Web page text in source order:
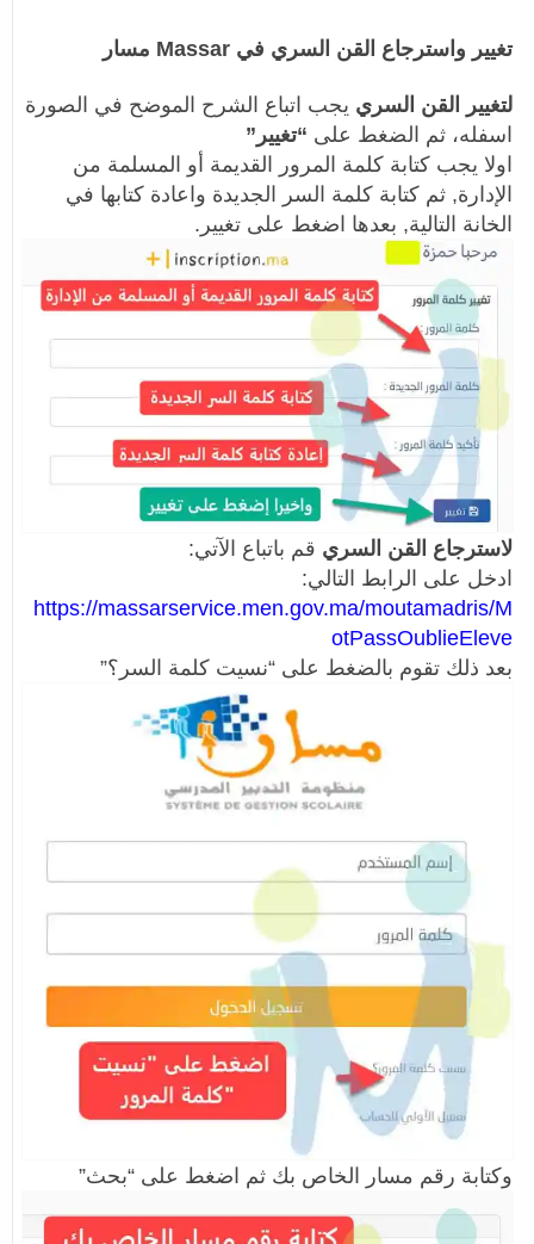
تغيير واسترجاع القن السري في Massar مسار
لتغيير القن السري يجب اتباع الشرح الموضح في الصورة
اسفله، ثم الضغط على “تغيير”
اولا يجب كتابة كلمة المرور القديمة أو المسلمة من
الإدارة, ثم كتابة كلمة السر الجديدة واعادة كتابها في
الخانة التالية, بعدها اضغط على تغيير.
لاسترجاع القن السري قم باتباع الآتي:
ادخل على الرابط التالي:
https://massarservice.men.gov.ma/moutamadris/M
otPassOublieEleve
بعد ذلك تقوم بالضغط على “نسيت كلمة السر؟”
وكتابة رقم مسار الخاص بك ثم اضغط على “بحث”